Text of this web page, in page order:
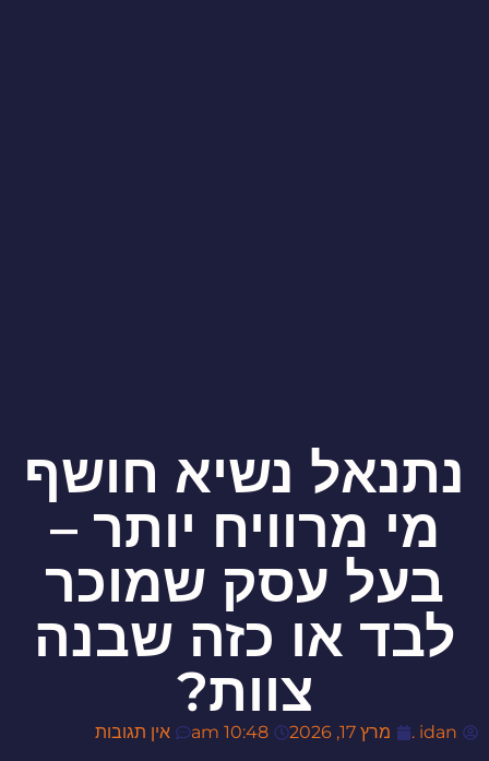
נתנאל נשיא חושף
מי מרוויח יותר –
בעל עסק שמוכר
לבד או כזה שבנה
צוות?
idan . מרץ 17, 2026 10:48 am אין תגובות